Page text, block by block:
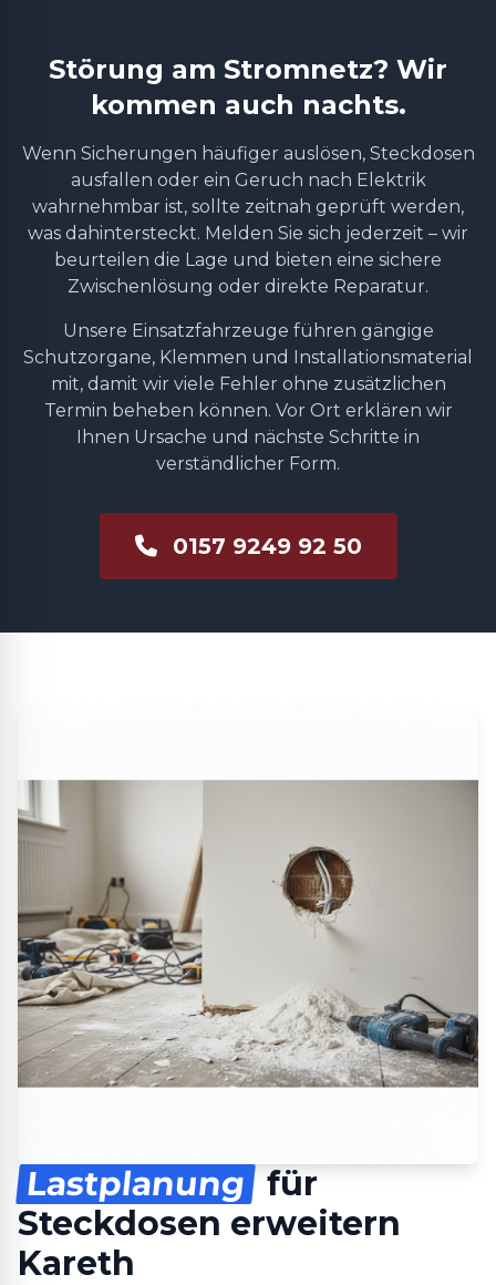
Störung am Stromnetz? Wir
kommen auch nachts.
Wenn Sicherungen häufiger auslösen, Steckdosen
ausfallen oder ein Geruch nach Elektrik
wahrnehmbar ist, sollte zeitnah geprüft werden,
was dahintersteckt. Melden Sie sich jederzeit – wir
beurteilen die Lage und bieten eine sichere
Zwischenlösung oder direkte Reparatur.
Unsere Einsatzfahrzeuge führen gängige
Schutzorgane, Klemmen und Installationsmaterial
mit, damit wir viele Fehler ohne zusätzlichen
Termin beheben können. Vor Ort erklären wir
Ihnen Ursache und nächste Schritte in
verständlicher Form.
0157 9249 92 50
Lastplanung für
Steckdosen erweitern
Kareth